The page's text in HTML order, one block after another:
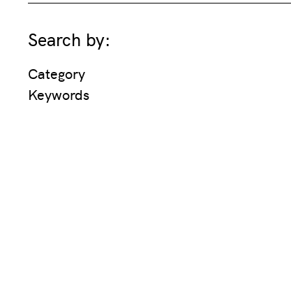
Search by:
Category
Keywords